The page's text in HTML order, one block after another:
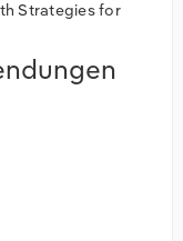
Strategies for